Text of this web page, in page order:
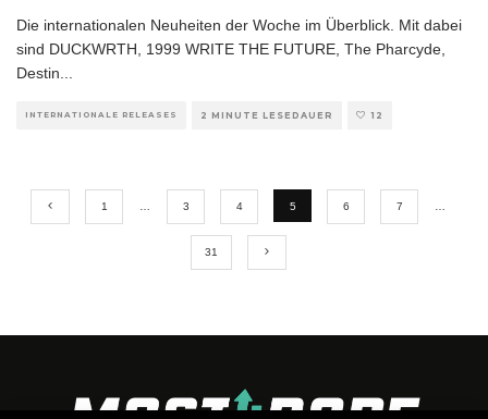
Die internationalen Neuheiten der Woche im Überblick. Mit dabei
sind DUCKWRTH, 1999 WRITE THE FUTURE, The Pharcyde,
Destin
INTERNATIONALE RELEASES 2 MINUTE LESEDAUER 12
1 3 4 5 6 7
31